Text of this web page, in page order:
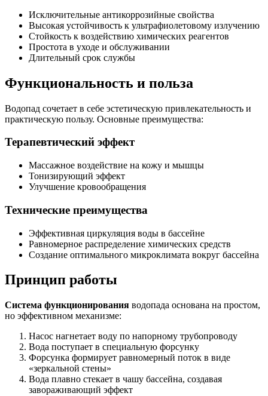
Исключительные антикоррозийные свойства
Высокая устойчивость к ультрафиолетовому излучению
Стойкость к воздействию химических реагентов
Простота в уходе и обслуживании
Длительный срок службы
Функциональность и польза
Водопад сочетает в себе эстетическую привлекательность и
практическую пользу. Основные преимущества:
Терапевтический эффект
Массажное воздействие на кожу и мышцы
Тонизирующий эффект
Улучшение кровообращения
Технические преимущества
Эффективная циркуляция воды в бассейне
Равномерное распределение химических средств
Создание оптимального микроклимата вокруг бассейна
Принцип работы
Система функционирования водопада основана на простом,
но эффективном механизме:
Насос нагнетает воду по напорному трубопроводу
Вода поступает в специальную форсунку
Форсунка формирует равномерный поток в виде
«зеркальной стены»
Вода плавно стекает в чашу бассейна, создавая
завораживающий эффект